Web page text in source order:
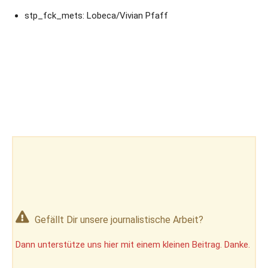
stp_fck_mets: Lobeca/Vivian Pfaff
Gefällt Dir unsere journalistische Arbeit?
Dann unterstütze uns hier mit einem kleinen Beitrag. Danke.